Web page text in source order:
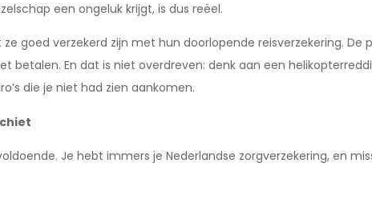
een ongeluk krijgt, is dus reëel.
goed verzekerd zijn met hun doorlopende reisverzekering. De
betalen. En dat is niet overdreven: denk aan een
die je niet had zien aankomen.
Je hebt immers je Nederlandse zorgverzekering, en